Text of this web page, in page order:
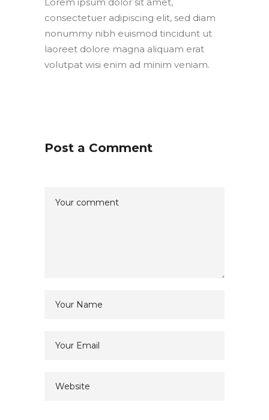
consectetuer adipiscing elit, sed diam
nonummy nibh euismod tincidunt ut
laoreet dolore magna aliquam erat
volutpat wisi enim ad minim veniam.
Post a Comment